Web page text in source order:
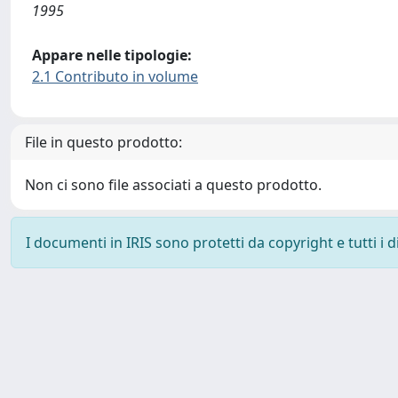
1995
Appare nelle tipologie:
2.1 Contributo in volume
File in questo prodotto:
Non ci sono file associati a questo prodotto.
I documenti in IRIS sono protetti da copyright e tutti i